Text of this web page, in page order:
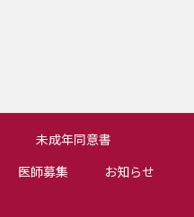
未成年同意書
医師募集 お知らせ